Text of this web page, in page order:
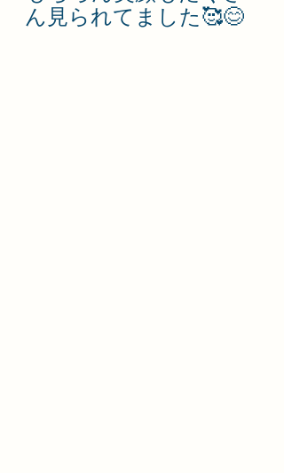
ん見られてました🥰😊